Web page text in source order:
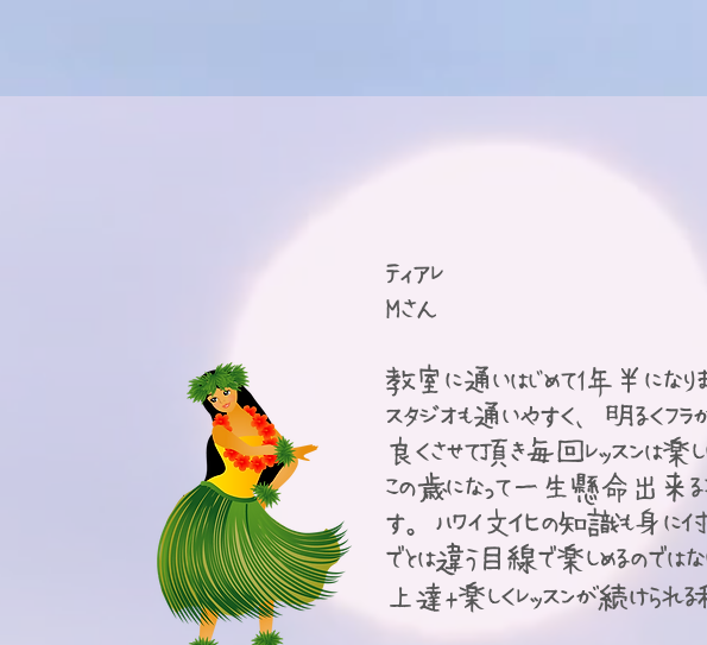
​ティアレ
​Mさん
教室に通いはじめて1年半になり
スタジオも通いやすく、明る
良くさせて頂き毎回レッスンは楽し
この歳になって一生懸命出来る
す。ハワイ文化の知識も身に付き
でとは違う目線で楽しめるのでは
上達+楽しくレッスンが続けられ